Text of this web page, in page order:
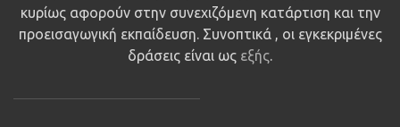
κυρίως αφορούν στην συνεχιζόμενη κατάρτιση και την
προεισαγωγική εκπαίδευση. Συνοπτικά , οι εγκεκριμένες
δράσεις είναι ως εξής